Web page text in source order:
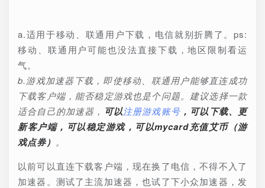
a.适用于移动、联通用户下载，电信就别折腾了。ps:
移动、联通用户可能也没法直接下载，地区限制看运
气。
b.游戏加速器下载，即使移动、联通用户能够直连成功
下载客户端，能否稳定游戏也是个问题。建议选择一款
适合自己的加速器， 可以注册游戏账号，可以下载、更
新客户端，可以稳定游戏，可以mycard充值艾币（游
戏点券） 。
以前可以直连下载客户端，现在换了电信，不得不入了
加速器。测试了主流加速器，也试了下小众加速器，发